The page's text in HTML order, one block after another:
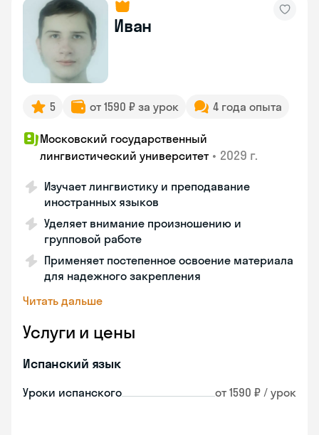
Иван
5 от 1590 ₽ за урок 4 года опыта
Московский государственный
лингвистический университет • 2029 г.
Изучает лингвистику и преподавание
иностранных языков
Уделяет внимание произношению и
групповой работе
Применяет постепенное освоение материала
для надежного закрепления
Читать дальше
Услуги и цены
Испанский язык
Уроки испанского от 1590 ₽ / урок